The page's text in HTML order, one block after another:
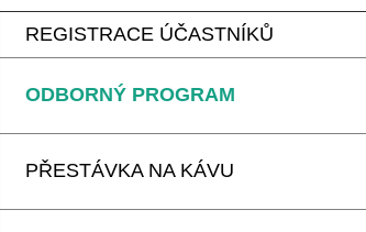
REGISTRACE ÚČASTNÍKŮ
ODBORNÝ PROGRAM
PŘESTÁVKA NA KÁVU